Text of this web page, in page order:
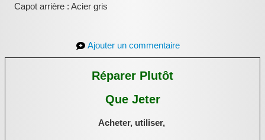
Capot arrière : Acier gris
Ajouter un commentaire
Réparer Plutôt
Que Jeter
Acheter, utiliser,